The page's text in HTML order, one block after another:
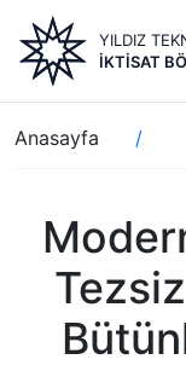
içeriğe
atla
YILDIZ
İKTISAT
Sayfa
yolu
Anasayfa